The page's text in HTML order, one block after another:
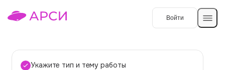
Войти
Укажите тип и тему работы